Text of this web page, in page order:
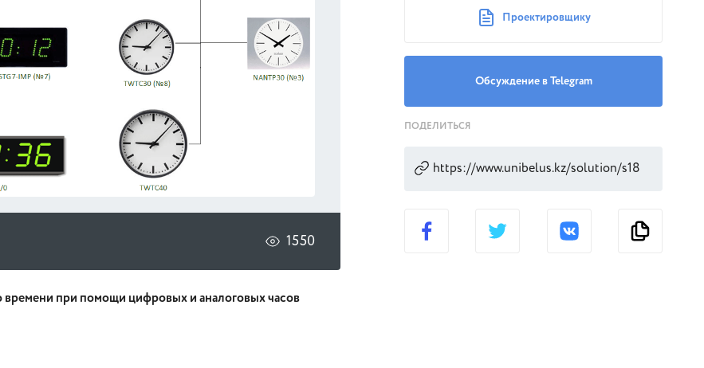
1550
времени при помощи цифровых и аналоговых часов
Проектировщику
Обсуждение в Telegram
ПОДЕЛИТЬСЯ